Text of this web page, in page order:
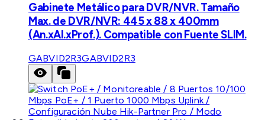
Gabinete Metálico para DVR/NVR. Tamaño
Max. de DVR/NVR: 445 x 88 x 400mm
(An.xAl.xProf.). Compatible con Fuente SLIM.
GABVID2R3GABVID2R3